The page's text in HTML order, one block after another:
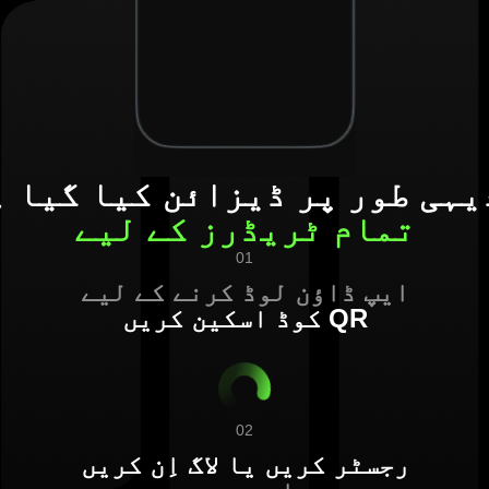
طور پر ڈیزائن کیا گیا
تمام ٹریڈرز کے لیے
01
ایپ ڈاؤن لوڈ کرنے کے لیے
QR کوڈ اسکین کریں
02
رجسٹر کریں یا لاگ اِن کریں